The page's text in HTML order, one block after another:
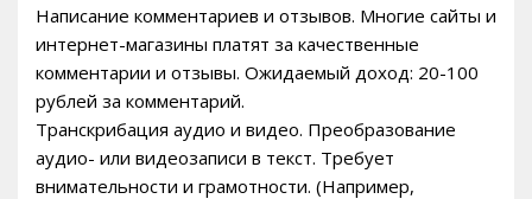
Написание комментариев и отзывов. Многие сайты и
интернет-магазины платят за качественные
комментарии и отзывы. Ожидаемый доход: 20-100
рублей за комментарий.
Транскрибация аудио и видео. Преобразование
аудио- или видеозаписи в текст. Требует
внимательности и грамотности. (Например,